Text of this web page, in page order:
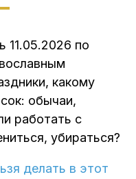
11.05.2026 по
какому
обычаи,
работать с
убираться?
делать в этот